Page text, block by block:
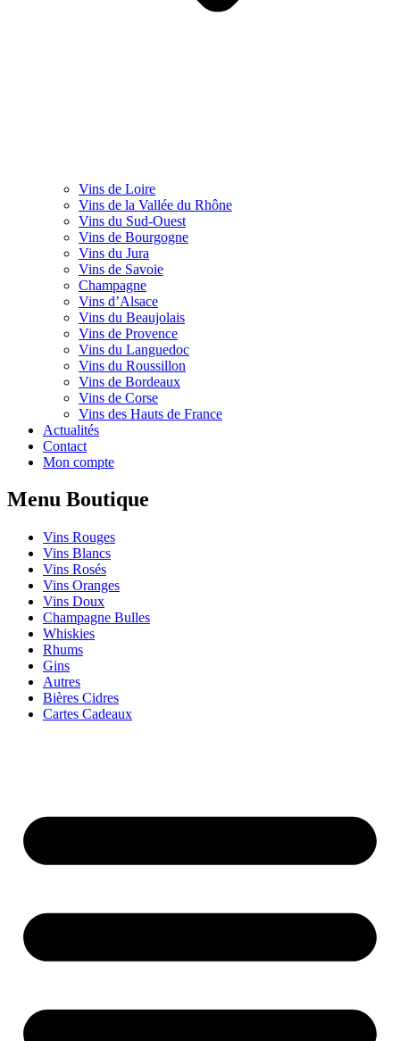
Vins de Loire
Vins de la Vallée du Rhône
Vins du Sud-Ouest
Vins de Bourgogne
Vins du Jura
Vins de Savoie
Champagne
Vins d’Alsace
Vins du Beaujolais
Vins de Provence
Vins du Languedoc
Vins du Roussillon
Vins de Bordeaux
Vins de Corse
Vins des Hauts de France
Actualités
Contact
Mon compte
Menu Boutique
Vins Rouges
Vins Blancs
Vins Rosés
Vins Oranges
Vins Doux
Champagne Bulles
Whiskies
Rhums
Gins
Autres
Bières Cidres
Cartes Cadeaux